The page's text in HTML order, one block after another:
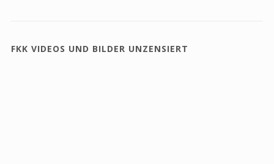
FKK VIDEOS UND BILDER UNZENSIERT